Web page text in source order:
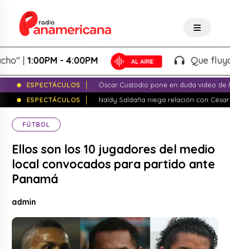
|1:00PM - 4:00PM Que fluya la
ESPECTÁCULOS
Óscar Custodio pone en duda video de
ESPECTÁCULOS
Naldy Saldaña niega relación con
FÚTBOL
Ellos son los 10 jugadores del medio
local convocados para partido ante
Panamá
admin